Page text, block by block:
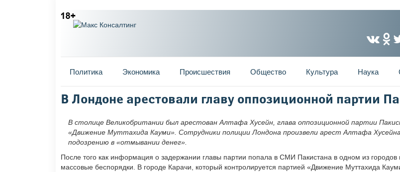
Главное меню
Политика Экономика Происшествия Общество Культура Наука
Вы здесь
В Лондоне арестовали главу оппозиционной партии
В столице Великобритании был арестован Алтафа Хусейн, глава оппозиционной партии
«Движение Муттахида Кауми». Сотрудники полиции Лондона произвели арест Алтафа
подозрению в «отмывании денег».
После того как информация о задержании главы партии попала в СМИ Пакистана в одном из городов
массовые беспорядки. В городе Карачи, который контролируется партией «Движение Муттахида